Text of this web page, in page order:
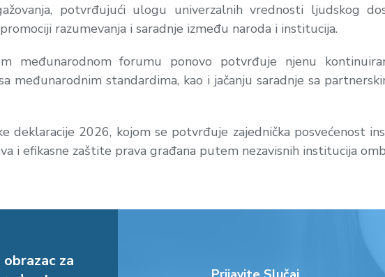
potvrđujući ulogu univerzalnih vrednosti ljudskog
razumevanja i saradnje između naroda i institucija.
međunarodnom forumu ponovo potvrđuje njenu
međunarodnim standardima, kao i jačanju saradnje sa
deklaracije 2026, kojom se potvrđuje zajednička posvećenost
i efikasne zaštite prava građana putem nezavisnih institucija
za